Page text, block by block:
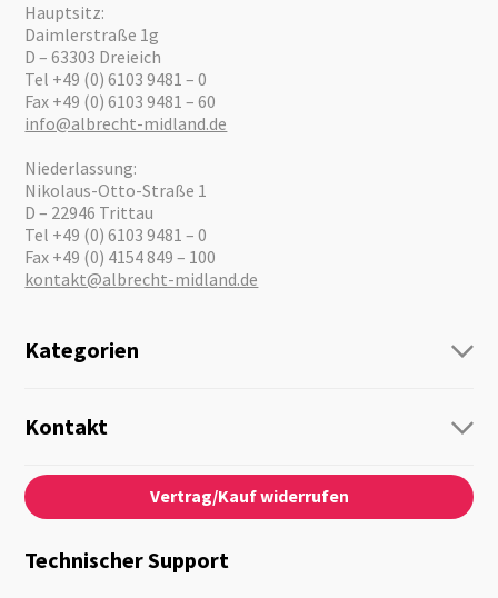
Hauptsitz:
Daimlerstraße 1g
D – 63303 Dreieich
Tel +49 (0) 6103 9481 – 0
Fax +49 (0) 6103 9481 – 60
info@albrecht-midland.de
Niederlassung:
Nikolaus-Otto-Straße 1
D – 22946 Trittau
Tel +49 (0) 6103 9481 – 0
Fax +49 (0) 4154 849 – 100
kontakt@albrecht-midland.de
Kategorien
Personenführung
Audio
Notfallvorsorge
Motorrad
Kontakt
Kontaktformular
Über Uns
News
Kataloge
Vertrag/Kauf widerrufen
Technischer Support